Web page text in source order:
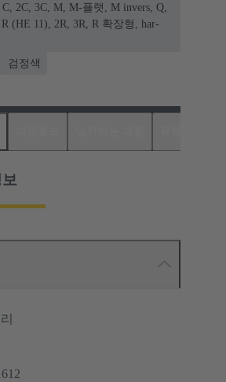
2C, 3C, M, M-플랫, M invers, Q,
(HE 11), 2R, 3R, R 확장형, har-
검정색